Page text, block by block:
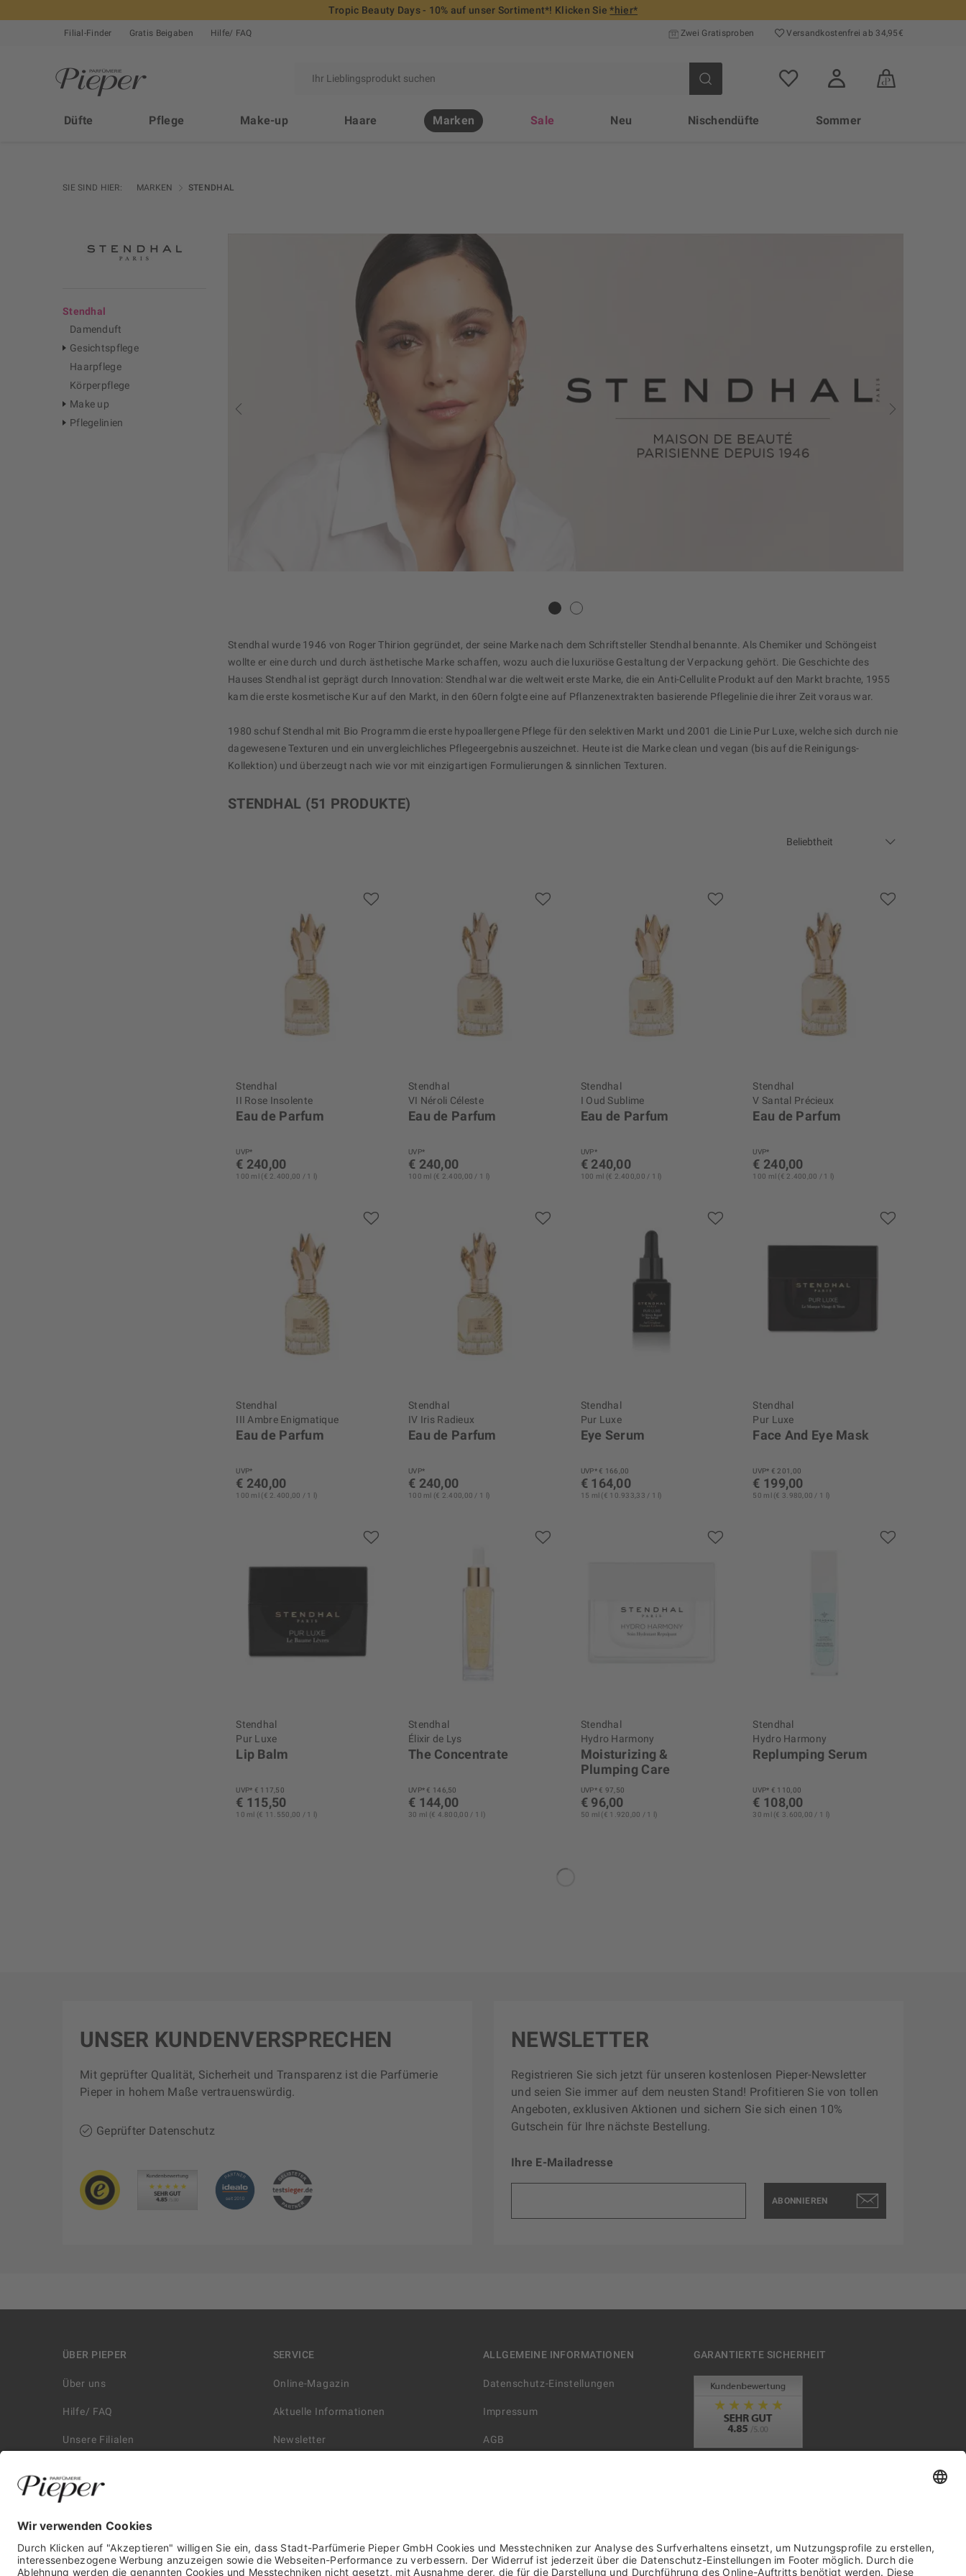
Tropic Beauty Days - 10% auf unser Sortiment*! Klicken Sie*hier*
Filial-Finder Gratis Beigaben Hilfe/ FAQ Zwei Gratisproben Versand­kosten­frei ab 34,95€
Düfte Pflege Make-up Haare Marken Sale Neu Nischendüfte Sommer
SIE SIND HIER: MARKEN STENDHAL
Stendhal
Damenduft
Gesichtspflege
Haarpflege
Körperpflege
Make up
Pflegelinien
Stendhal wurde 1946 von Roger Thirion gegründet, der seine Marke nach dem Schriftsteller Stendhal benannte. Als Chemiker und Schöngeist
wollte er eine durch und durch ästhetische Marke schaffen, wozu auch die luxuriöse Gestaltung der Verpackung gehört. Die Geschichte des
Hauses Stendhal ist geprägt durch Innovation: Stendhal war die weltweit erste Marke, die ein Anti-Cellulite Produkt auf den Markt brachte, 1955
kam die erste kosmetische Kur auf den Markt, in den 60ern folgte eine auf Pflanzenextrakten basierende Pflegelinie die ihrer Zeit voraus war.
1980 schuf Stendhal mit Bio Programm die erste hypoallergene Pflege für den selektiven Markt und 2001 die Linie Pur Luxe, welche sich durch nie
dagewesene Texturen und ein unvergleichliches Pflegeergebnis auszeichnet. Heute ist die Marke clean und vegan (bis auf die Reinigungs-
Kollektion) und überzeugt nach wie vor mit einzigartigen Formulierungen & sinnlichen Texturen.
STENDHAL (51 PRODUKTE)
Stendhal
II Rose Insolente
Eau de Parfum
UVP*
€ 240,00
100 ml (€ 2.400,00 / 1 l)
Stendhal
VI Néroli Céleste
Eau de Parfum
UVP*
€ 240,00
100 ml (€ 2.400,00 / 1 l)
Stendhal
I Oud Sublime
Eau de Parfum
UVP*
€ 240,00
100 ml (€ 2.400,00 / 1 l)
Stendhal
V Santal Précieux
Eau de Parfum
UVP*
€ 240,00
100 ml (€ 2.400,00 / 1 l)
Stendhal
III Ambre Enigmatique
Eau de Parfum
UVP*
€ 240,00
100 ml (€ 2.400,00 / 1 l)
Stendhal
IV Iris Radieux
Eau de Parfum
UVP*
€ 240,00
100 ml (€ 2.400,00 / 1 l)
Stendhal
Pur Luxe
Eye Serum
UVP* € 166,00
€ 164,00
15 ml (€ 10.933,33 / 1 l)
Stendhal
Pur Luxe
Face And Eye Mask
UVP* € 201,00
€ 199,00
50 ml (€ 3.980,00 / 1 l)
Stendhal
Pur Luxe
Lip Balm
UVP* € 117,50
€ 115,50
10 ml (€ 11.550,00 / 1 l)
Stendhal
Élixir de Lys
The Concentrate
UVP* € 146,50
€ 144,00
30 ml (€ 4.800,00 / 1 l)
Stendhal
Hydro Harmony
Moisturizing &
Plumping Care
UVP* € 97,50
€ 96,00
50 ml (€ 1.920,00 / 1 l)
Stendhal
Hydro Harmony
Replumping Serum
UVP* € 110,00
€ 108,00
30 ml (€ 3.600,00 / 1 l)
NEWSLETTER
Registrieren Sie sich jetzt für unseren kostenlosen Pieper-Newsletter
und seien Sie immer auf dem neusten Stand! Profitieren Sie von tollen
Angeboten, exklusiven Aktionen und sichern Sie sich einen 10%
Gutschein für Ihre nächste Bestellung.
Ihre E-Mailadresse
ABONNIEREN
UNSER KUNDENVERSPRECHEN
Mit geprüfter Qualität, Sicherheit und Transparenz ist die Parfümerie
Pieper in hohem Maße vertrauenswürdig.
Geprüfter Datenschutz
ÜBER PIEPER
Über uns
Hilfe/ FAQ
Unsere Filialen
Historie
Affiliate
Karriere
SERVICE
Online-Magazin
Aktuelle Informationen
Newsletter
Autorisierter Händler/ YBPN
ALLGEMEINE INFORMATIONEN
Datenschutz-Einstellungen
Impressum
AGB
Informationen zur Barrierefreiheit
GARANTIERTE SICHERHEIT